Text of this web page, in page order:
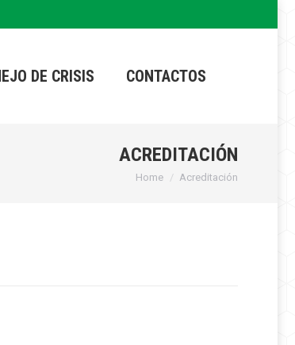
DE CRISIS CONTACTOS
ACREDITACIÓN
You are here:
Home Acreditación